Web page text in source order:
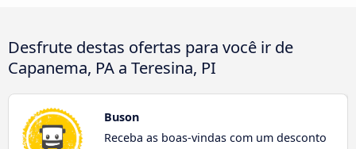
Desfrute destas ofertas para você ir de
Capanema, PA a Teresina, PI
Buson
Receba as boas-vindas com um desconto